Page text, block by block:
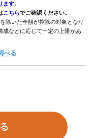
す。
こちらでご確認ください。
除いた全額が控除の対象となり
成などに応じて一定の上限があ
べる